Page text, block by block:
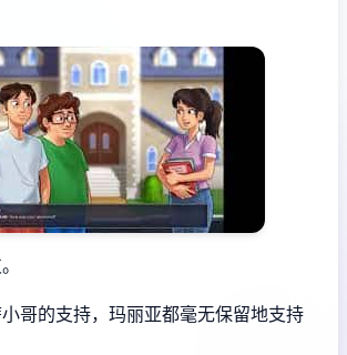
哥的支持，玛丽亚都毫无保留地支持